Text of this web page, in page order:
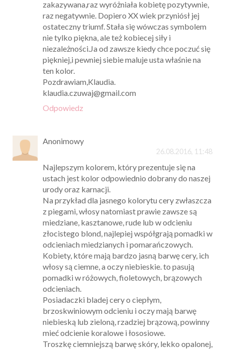
zakazywana,raz wyróżniała kobietę pozytywnie,
raz negatywnie. Dopiero XX wiek przyniósł jej
ostateczny triumf. Stała się wówczas symbolem
nie tylko piękna, ale też kobiecej siły i
niezależności.Ja od zawsze kiedy chce poczuć się
piękniej,i pewniej siebie maluje usta właśnie na
ten kolor.
Pozdrawiam,Klaudia.
klaudia.czuwaj@gmail.com
Odpowiedz
Anonimowy
26.08.2016, 11:48
Najlepszym kolorem, który prezentuje się na
ustach jest kolor odpowiednio dobrany do naszej
urody oraz karnacji.
Na przykład dla jasnego kolorytu cery zwłaszcza
z piegami, włosy natomiast prawie zawsze są
miedziane, kasztanowe, rude lub w odcieniu
złocistego blond, najlepiej współgrają pomadki w
odcieniach miedzianych i pomarańczowych.
Kobiety, które mają bardzo jasną barwę cery, ich
włosy są ciemne, a oczy niebieskie. to pasują
pomadki w różowych, fioletowych, brązowych
odcieniach.
Posiadaczki bladej cery o ciepłym,
brzoskwiniowym odcieniu i oczy mają barwę
niebieską lub zieloną, rzadziej brązową, powinny
mieć odcienie koralowe i łososiowe.
Troszkę ciemniejszą barwę skóry, lekko opalonej,